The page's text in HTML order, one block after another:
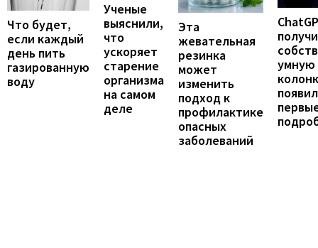
Что будет,
если каждый
день пить
газированную
воду
Ученые
выяснили,
что
ускоряет
старение
организма
на самом
деле
Эта
жевательная
резинка
может
изменить
подход к
профилактике
опасных
заболеваний
умную